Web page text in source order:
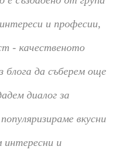
и професии,
- качественото
блога да съберем още
диалог за
вкусни
интересни и